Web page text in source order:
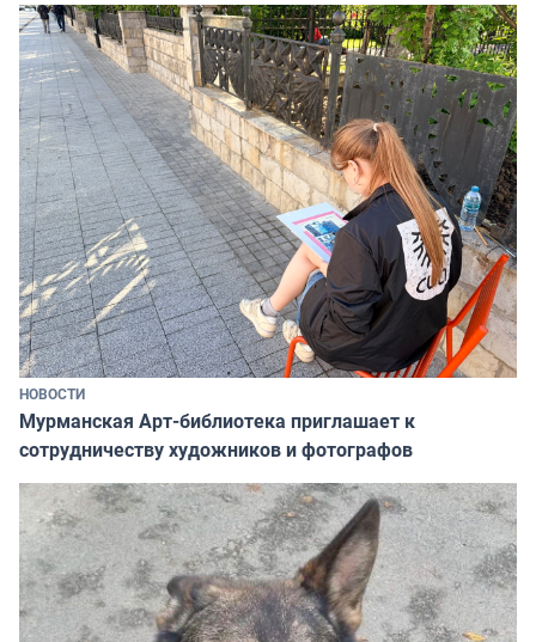
НОВОСТИ
Мурманская Арт-библиотека приглашает к
сотрудничеству художников и фотографов